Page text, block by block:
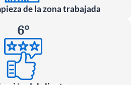
de la zona trabajada
6º